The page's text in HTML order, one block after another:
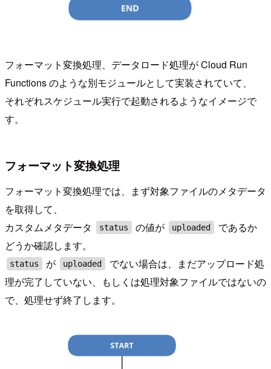
フォーマット変換処理、データロード処理が Cloud Run
Functions のような別モジュールとして実装されていて、
それぞれスケジュール実行で起動されるようなイメージで
す。
フォーマット変換処理
フォーマット変換処理では、まず対象ファイルのメタデータ
を取得して、
カスタムメタデータ
status の値が uploaded
であるか
どうか確認します。
status が uploaded
でない場合は、まだアップロード処
理が完了していない、もしくは処理対象ファイルではないの
で、処理せず終了します。